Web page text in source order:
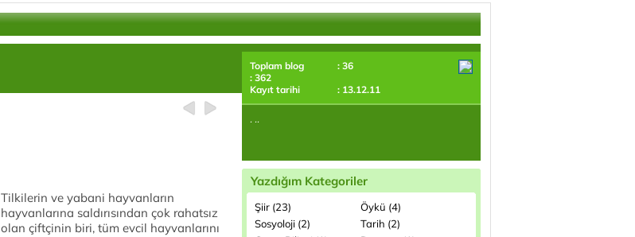
Tilkilerin ve yabani hayvanların
hayvanlarına saldırısından çok rahatsız
olan çiftçinin biri, tüm evcil hayvanlarını
Toplam blog
: 36
: 362
Kayıt tarihi
: 13.12.11
. ..
Yazdığım Kategoriler
Şiir (23)
Öykü (4)
Sosyoloji (2)
Tarih (2)